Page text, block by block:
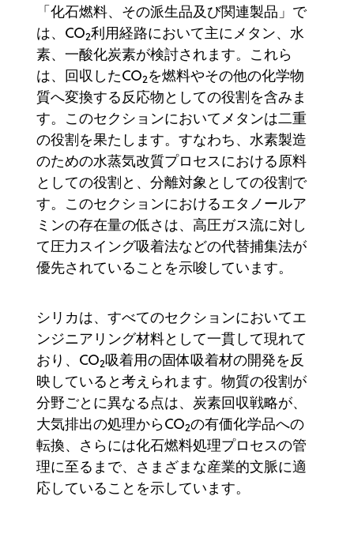
「化石燃料、その派生品及び関連製品」で
は、CO2利用経路において主にメタン、水
素、一酸化炭素が検討されます。これら
は、回収したCO2を燃料やその他の化学物
質へ変換する反応物としての役割を含みま
す。このセクションにおいてメタンは二重
の役割を果たします。すなわち、水素製造
のための水蒸気改質プロセスにおける原料
としての役割と、分離対象としての役割で
す。このセクションにおけるエタノールア
ミンの存在量の低さは、高圧ガス流に対し
て圧力スイング吸着法などの代替捕集法が
優先されていることを示唆しています。
シリカは、すべてのセクションにおいてエ
ンジニアリング材料として一貫して現れて
おり、CO2吸着用の固体吸着材の開発を反
映していると考えられます。物質の役割が
分野ごとに異なる点は、炭素回収戦略が、
大気排出の処理からCO2の有価化学品への
転換、さらには化石燃料処理プロセスの管
理に至るまで、さまざまな産業的文脈に適
応していることを示しています。